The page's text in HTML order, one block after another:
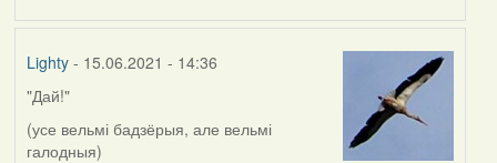
Lighty- 15.06.2021 - 14:36
"Дай!"
(усе вельмі бадзёрыя, але вельмі
галодныя)